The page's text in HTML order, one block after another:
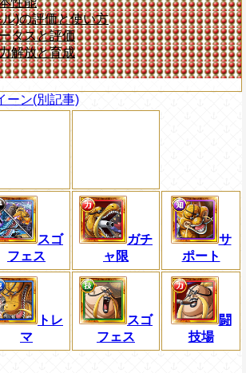
)の評価と使い方
タスと評価
解放と育成
ーン(別記事)
スゴ
フェス
ガチ
ャ限
サ
ポート
トレ
マ
スゴ
フェス
闘
技場